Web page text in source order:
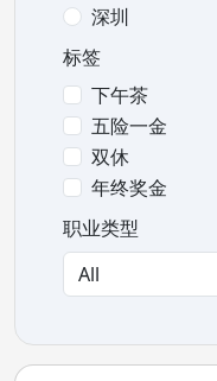
深圳
标签
下午茶
五险一金
双休
年终奖金
职业类型